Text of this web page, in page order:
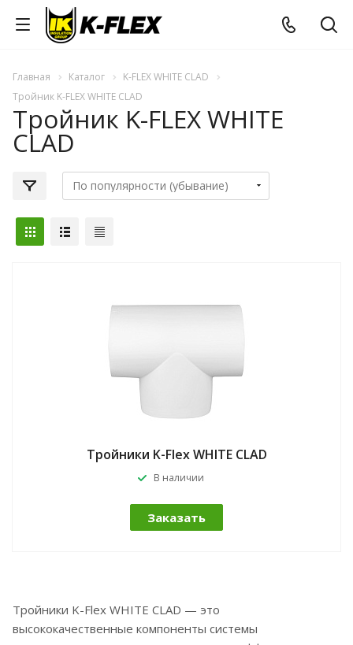
Главная Каталог
K-FLEX WHITE CLAD
Тройник K-FLEX WHITE CLAD
Тройник K-FLEX WHITE
CLAD
Тройники K-Flex WHITE CLAD
В наличии
Заказать
Тройники K-Flex WHITE CLAD — это
высококачественные компоненты системы